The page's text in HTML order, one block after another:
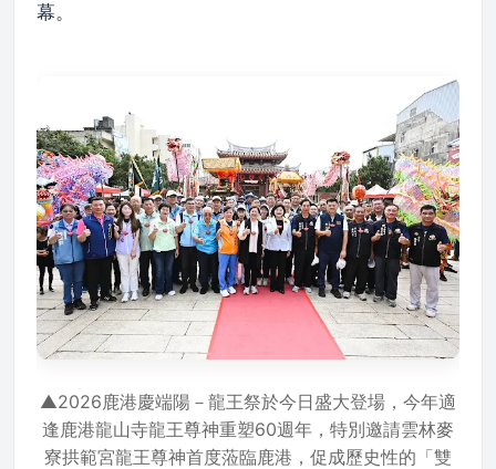
幕。
▲2026鹿港慶端陽－龍王祭於今日盛大登場，今年適
逢鹿港龍山寺龍王尊神重塑60週年，特別邀請雲林麥
寮拱範宮龍王尊神首度蒞臨鹿港，促成歷史性的「雙